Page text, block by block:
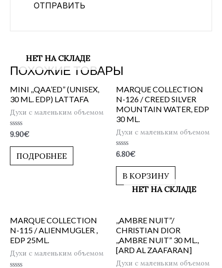
ПОХОЖИЕ ТОВАРЫ
НЕТ НА СКЛАДЕ
MINI ,,QAA’ED” (UNISEX,
30 ML. EDP) LATTAFA
Духи с маленьким объемом
Оценка
из
9.90€
ПОДРОБНЕЕ
MARQUE COLLECTION
N-126 / CREED SILVER
MOUNTAIN WATER, EDP
30 ML.
Духи с маленьким объемом
Оценка
из
6.80€
В КОРЗИНУ
MARQUE COLLECTION
N-115 / ALIENMUGLER ,
EDP 25ML.
Духи с маленьким объемом
НЕТ НА СКЛАДЕ
,,AMBRE NUIT”/
CHRISTIAN DIOR
,,AMBRE NUIT” 30 ML.,
[ARD AL ZAAFARAN]
Духи с маленьким объемом